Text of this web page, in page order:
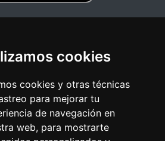
cookies
cookies y otras técnicas
para mejorar tu
de navegación en
web, para mostrarte
y no relacionada con ninguna organización o